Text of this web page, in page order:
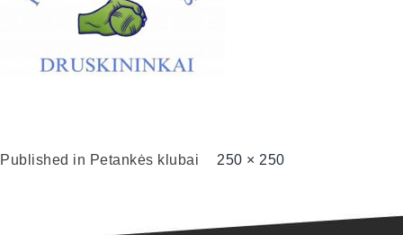
Published in Petankės klubai 250 × 250